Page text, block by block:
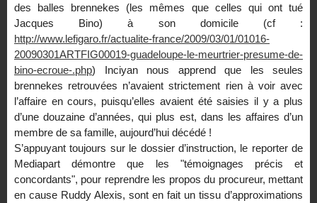
des balles brennekes (les mêmes que celles qui ont tué
Jacques Bino) à son domicile (cf :
http://www.lefigaro.fr/actualite-france/2009/03/01/01016-
20090301ARTFIG00019-guadeloupe-le-meurtrier-presume-de-
bino-ecroue-.php) Inciyan nous apprend que les seules
brennekes retrouvées n’avaient strictement rien à voir avec
l’affaire en cours, puisqu’elles avaient été saisies il y a plus
d’une douzaine d’années, qui plus est, dans les affaires d’un
membre de sa famille, aujourd’hui décédé !
S’appuyant toujours sur le dossier d’instruction, le reporter de
Mediapart démontre que les "témoignages précis et
concordants", pour reprendre les propos du procureur, mettant
en cause Ruddy Alexis, sont en fait un tissu d’approximations